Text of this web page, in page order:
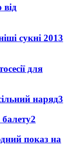
сукні 2013
для
наряд3
2
показ на